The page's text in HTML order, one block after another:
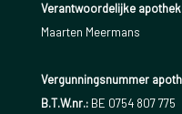
Verantwoordelijke
Maarten Meermans
Vergunningsnummer
B.T.W.nr.:BE 0754 807 775